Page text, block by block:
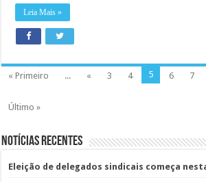
Leia Mais »
« Primeiro ... « 3 4 5 6 7
Último »
Notícias Recentes
Eleição de delegados sindicais começa